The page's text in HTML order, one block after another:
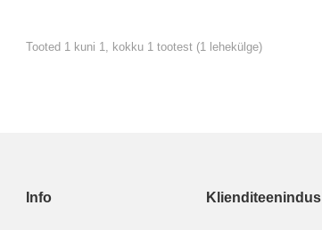
Tooted 1 kuni 1, kokku 1 tootest (1 lehekülge)
Info Klienditeenindus